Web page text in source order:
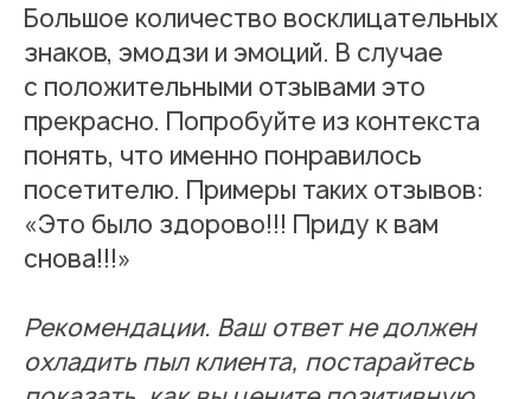
Большое количество восклицательных
знаков, эмодзи и эмоций. В случае
с положительными отзывами это
прекрасно. Попробуйте из контекста
понять, что именно понравилось
посетителю. Примеры таких отзывов:
«Это было здорово!!! Приду к вам
снова!!!»
Рекомендации. Ваш ответ не должен
охладить пыл клиента, постарайтесь
Подпишитесь на наш
Telegram-канал
Узнавайте о выходе новых кейсов и статей